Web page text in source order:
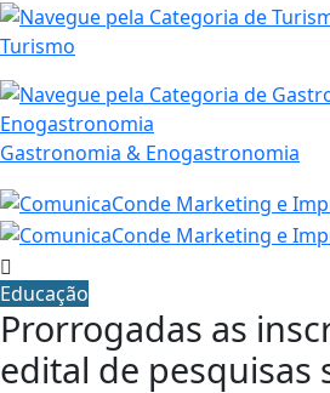
Turismo
Gastronomia & Enogastronomia
Educação
Prorrogadas as
edital de pesquisas